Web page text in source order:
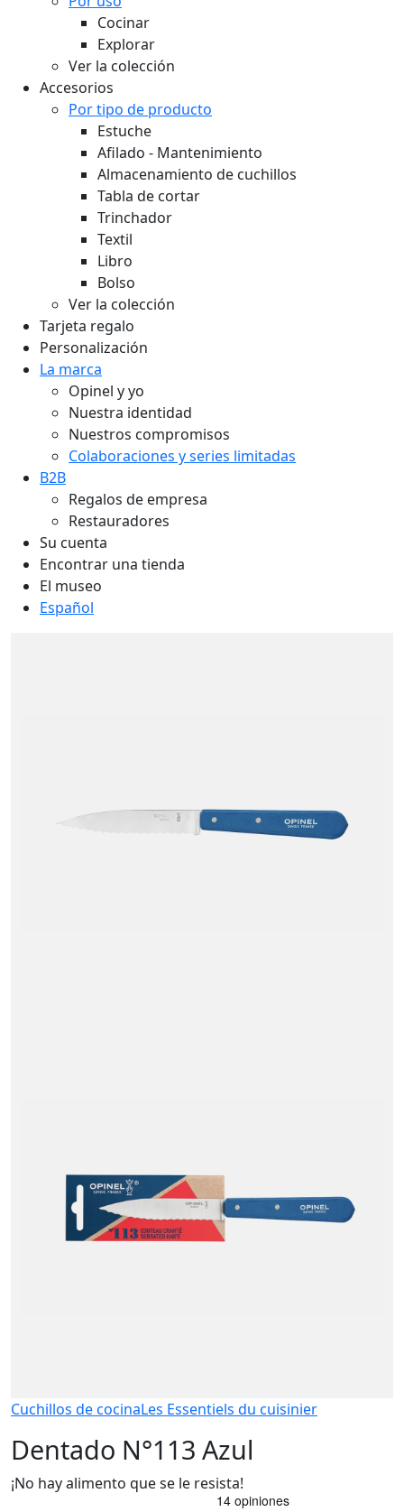
Cocinar
Explorar
Ver la colección
Accesorios
Por tipo de producto
Estuche
Afilado - Mantenimiento
Almacenamiento de cuchillos
Tabla de cortar
Trinchador
Textil
Libro
Bolso
Ver la colección
Tarjeta regalo
Personalización
La marca
Opinel y yo
Nuestra identidad
Nuestros compromisos
Colaboraciones y series limitadas
B2B
Regalos de empresa
Restauradores
Su cuenta
Encontrar una tienda
El museo
Español
Cuchillos de cocinaLes Essentiels du cuisinier
Dentado N°113 Azul
¡No hay alimento que se le resista!